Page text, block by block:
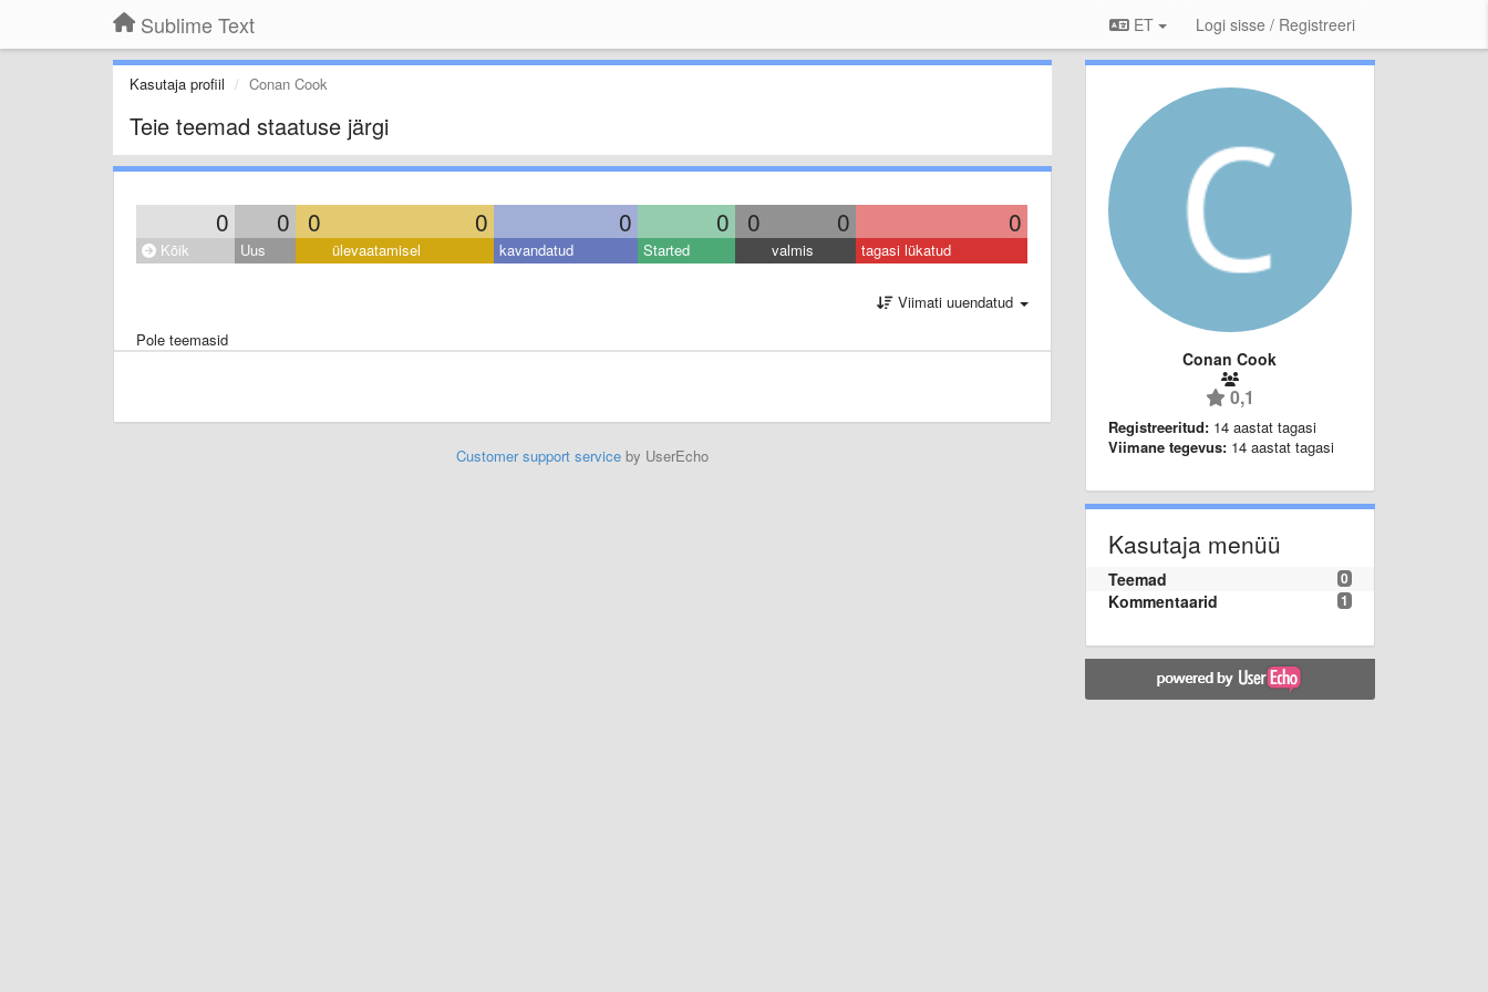
Sublime Text ET Logi sisse / Registreeri
Kasutaja profiil Conan Cook
Teie teemad staatuse järgi
0 0 0 0 0 0 0 0 0
Kõik Uus ülevaatamisel kavandatud Started valmis tagasi lükatud
Viimati uuendatud
Pole teemasid
Customer support serviceby UserEcho
Conan Cook
0,1
Registreeritud: 14 aastat tagasi
Viimane tegevus: 14 aastat tagasi
Kasutaja menüü
0
Teemad
1
Kommentaarid